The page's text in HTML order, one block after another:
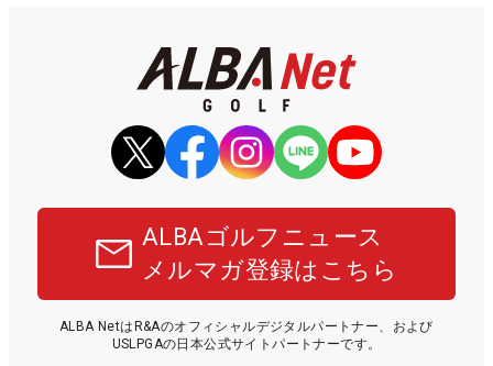
ALBAゴルフニュース
メルマガ登録はこちら
ALBA NetはR&Aのオフィシャルデジタルパートナー、および
USLPGAの日本公式サイトパートナーです。